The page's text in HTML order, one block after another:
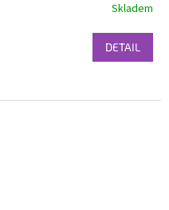
Skladem
DETAIL